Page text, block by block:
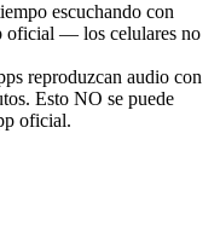
escuchando con
oficial — los celulares no
reproduzcan audio con
Esto NO se puede
oficial.